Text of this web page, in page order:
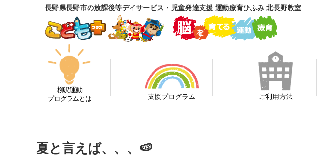
長野県長野市の放課後等デイサービス・児童発達支援 運動療育ひふみ 北長野教室
柳沢運動
プログラムとは
支援プログラム ご利用方法
夏と言えば、、、🍉